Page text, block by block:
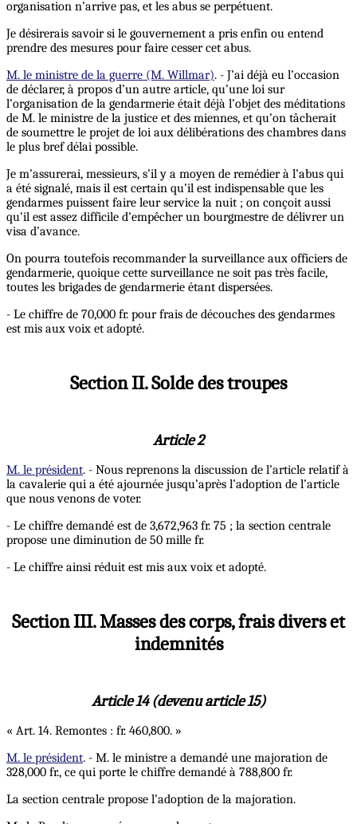
organisation n’arrive pas, et les abus se perpétuent.
Je désirerais savoir si le gouvernement a pris enfin ou entend
prendre des mesures pour faire cesser cet abus.
M. le ministre de la guerre (M. Willmar). - J’ai déjà eu l’occasion
de déclarer, à propos d’un autre article, qu’une loi sur
l’organisation de la gendarmerie était déjà l’objet des méditations
de M. le ministre de la justice et des miennes, et qu’on tâcherait
de soumettre le projet de loi aux délibérations des chambres dans
le plus bref délai possible.
Je m’assurerai, messieurs, s’il y a moyen de remédier à l’abus qui
a été signalé, mais il est certain qu’il est indispensable que les
gendarmes puissent faire leur service la nuit ; on conçoit aussi
qu’il est assez difficile d’empêcher un bourgmestre de délivrer un
visa d’avance.
On pourra toutefois recommander la surveillance aux officiers de
gendarmerie, quoique cette surveillance ne soit pas très facile,
toutes les brigades de gendarmerie étant dispersées.
- Le chiffre de 70,000 fr. pour frais de découches des gendarmes
est mis aux voix et adopté.
Section II. Solde des troupes
Article 2
M. le président. - Nous reprenons la discussion de l’article relatif à
la cavalerie qui a été ajournée jusqu’après l’adoption de l’article
que nous venons de voter.
- Le chiffre demandé est de 3,672,963 fr. 75 ; la section centrale
propose une diminution de 50 mille fr.
- Le chiffre ainsi réduit est mis aux voix et adopté.
Section III. Masses des corps, frais divers et
indemnités
Article 14 (devenu article 15)
« Art. 14. Remontes : fr. 460,800. »
M. le président. - M. le ministre a demandé une majoration de
328,000 fr., ce qui porte le chiffre demandé à 788,800 fr.
La section centrale propose l’adoption de la majoration.